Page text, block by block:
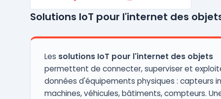
et développeurs tiers ; il prend en charge la
de données issu ...
Solutions IoT pour l'internet des
Les solutions IoT pour l'internet des objets
permettent de connecter, superviser et
données d'équipements physiques : capteurs
machines, véhicules, bâtiments, compteurs.